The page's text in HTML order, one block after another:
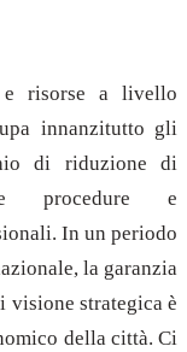
e risorse a livello
innanzitutto gli
di riduzione di
procedure e
In un periodo
la garanzia
visione strategica è
della città. Ci